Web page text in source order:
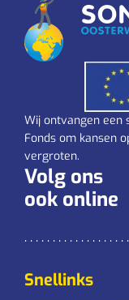
Wij ontvangen een
Fonds om kansen
vergroten.
Volg ons
ook online
Snellinks